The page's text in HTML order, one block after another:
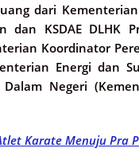
dari
dan KSDAE DLHK
Koordinator
Energi dan
Negeri
Karate Menuju Pra